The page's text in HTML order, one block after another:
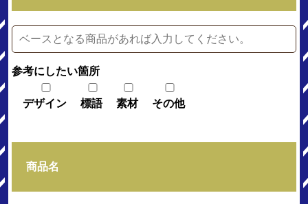
参考にしたい箇所
デザイン 標語 素材 その他
商品名